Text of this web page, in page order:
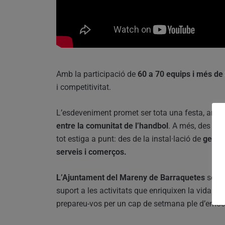
Amb la participació de 60 a 70 equips i més
i competitivitat.
L’esdeveniment promet ser tota una festa, amb
entre la comunitat de l’handbol. A més, des de
tot estiga a punt: des de la instal·lació de
serveis i comerços.
L’Ajuntament del Mareny de Barraquetes
suport a les activitats que enriquixen la vida de
prepareu-vos per un cap de setmana ple